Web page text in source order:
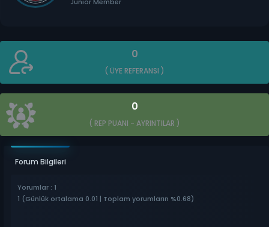
0
( ÜYE REFERANSI )
0
( REP PUANI - AYRINTILAR )
Forum Bilgileri
Yorumlar : 1
1 (Günlük ortalama 0.01 | Toplam yorumların %0.68)